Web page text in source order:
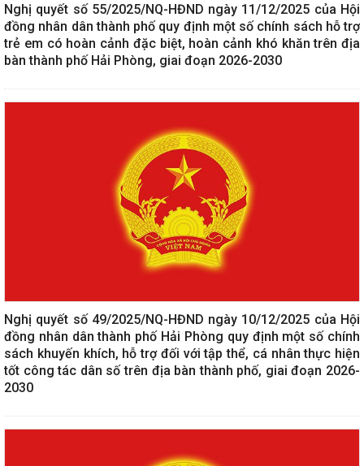
Nghị quyết số 55/2025/NQ-HĐND ngày 11/12/2025 của Hội
đồng nhân dân thành phố quy định một số chính sách hỗ trợ
trẻ em có hoàn cảnh đặc biệt, hoàn cảnh khó khăn trên địa
bàn thành phố Hải Phòng, giai đoạn 2026-2030
Nghị quyết số 49/2025/NQ-HĐND ngày 10/12/2025 của Hội
đồng nhân dân thành phố Hải Phòng quy định một số chính
sách khuyến khích, hỗ trợ đối với tập thể, cá nhân thực hiện
tốt công tác dân số trên địa bàn thành phố, giai đoạn 2026-
2030